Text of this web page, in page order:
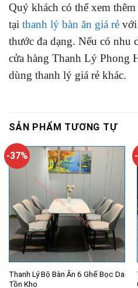
Quý khách có thể xem
tại thanh lý bàn ăn giá rẻ với
thước đa dạng. Nếu có nhu
cửa hàng Thanh Lý Phong
dùng thanh lý giá rẻ khác.
SẢN PHẨM TƯƠNG TỰ
-37%
Thanh Lý Bộ Bàn Ăn 6 Ghế Bọc Da
Tồn Kho